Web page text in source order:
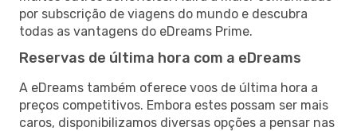
por subscrição de viagens do mundo e descubra
todas as vantagens do eDreams Prime.
Reservas de última hora com a eDreams
A eDreams também oferece voos de última hora a
preços competitivos. Embora estes possam ser mais
caros, disponibilizamos diversas opções a pensar nas